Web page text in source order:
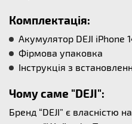
Комплектація:
Акумулятор DEJI iPhone
Фірмова упаковка
Інструкція з
Чому саме "DEJI":
Бренд “DEJI” є власністю